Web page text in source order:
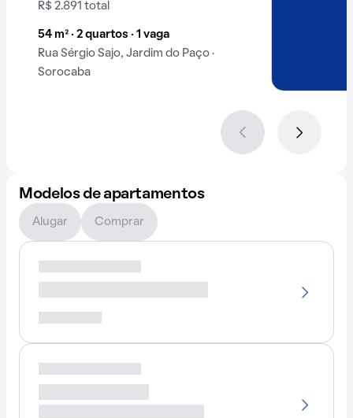
R$ 2.891 total
54 m² · 2 quartos · 1 vaga
Rua Sérgio Sajo, Jardim do Paço ·
Sorocaba
Modelos de apartamentos
Alugar Comprar